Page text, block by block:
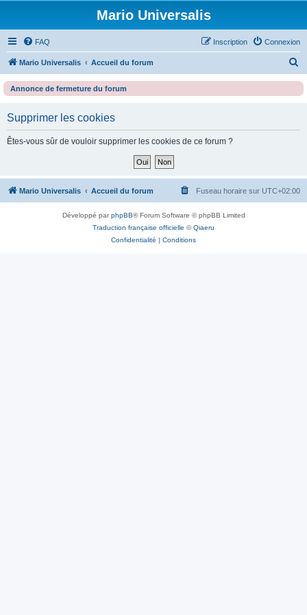
Mario Universalis
FAQ Connexion
Inscription
Mario Universalis Accueil du forum
c
h
e
Annonce de fermeture du forum
Supprimer les cookies
Êtes-vous sûr de vouloir supprimer les cookies de ce forum ?
Mario Universalis Accueil du forum Fuseau horaire sur UTC+02:00
Développé parphpBB® Forum Software © phpBB Limited
Traduction française officielle ©Qiaeru
Confidentialité | Conditions